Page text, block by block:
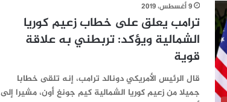
9 أغسطس، 2019
ترامب يعلق على خطاب زعيم كوريا
الشمالية ويؤكد: تربطني به علاقة
قوية
قال الرئيس الأمريكي دونالد ترامب، إنه تلقى خطابا
جميلا من زعيم كوريا الشمالية كيم جونغ أون، مشيرا إلى